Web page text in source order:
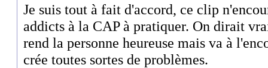
Je suis tout à fait d'accord, ce clip
addicts à la CAP à pratiquer. On dirait
rend la personne heureuse mais va à
crée toutes sortes de problèmes.